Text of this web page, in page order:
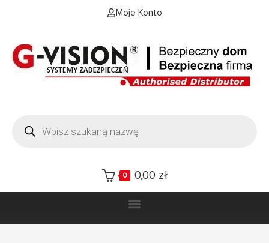
Moje Konto
0 0,00 zł